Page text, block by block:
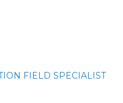
FIELD SPECIALIST